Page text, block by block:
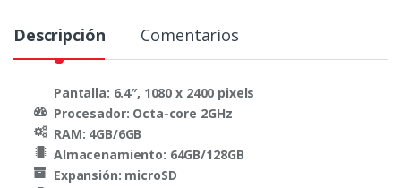
d
a
d
Descripción Comentarios
Pantalla: 6.4″, 1080 x 2400 pixels
Procesador: Octa-core 2GHz
RAM: 4GB/6GB
Almacenamiento: 64GB/128GB
Expansión: microSD